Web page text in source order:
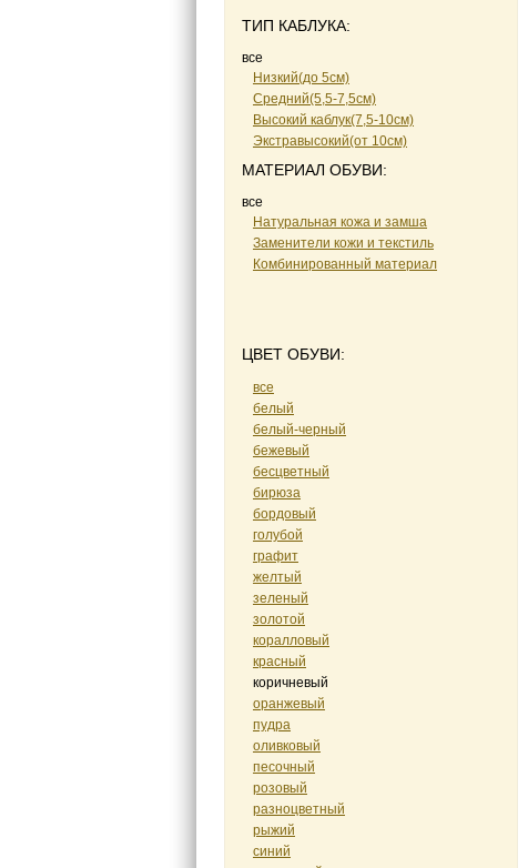
ТИП КАБЛУКА:
все
Низкий(до 5см)
Средний(5,5-7,5см)
Высокий каблук(7,5-10см)
Экстравысокий(от 10см)
МАТЕРИАЛ ОБУВИ:
все
Натуральная кожа и замша
Заменители кожи и текстиль
Комбинированный материал
ЦВЕТ ОБУВИ:
все
белый
белый-черный
бежевый
бесцветный
бирюза
бордовый
голубой
графит
желтый
зеленый
золотой
коралловый
красный
коричневый
оранжевый
пудра
оливковый
песочный
розовый
разноцветный
рыжий
синий